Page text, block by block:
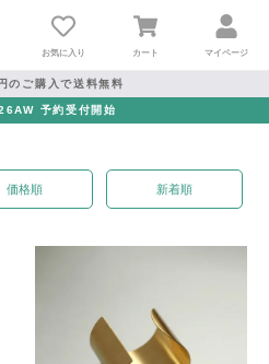
お気に入り カート マイページ
のご購入で送料無料
予約受付開始
価格順 新着順